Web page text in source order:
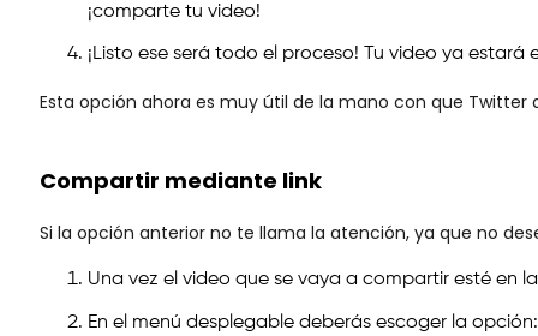
¡comparte tu video!
¡Listo ese será todo el proceso! Tu video ya estará
Esta opción ahora es muy útil de la mano con que
Compartir mediante link
Si la opción anterior no te llama la atención, ya que no
Una vez el video que se vaya a compartir esté en
En el menú desplegable deberás escoger la